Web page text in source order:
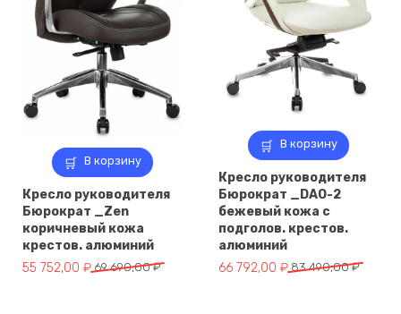
В корзину
Кресло руководителя
Бюрократ _Zen
коричневый кожа
крестов. алюминий
69 690,00₽
Первоначальная
55 752,00 ₽
Текущая
В корзину
Кресло руководителя
Бюрократ _DAO-2
бежевый кожа с
подголов. крестов.
алюминий
83 490,00₽
Первоначальная
66 792,00 ₽
Текущая